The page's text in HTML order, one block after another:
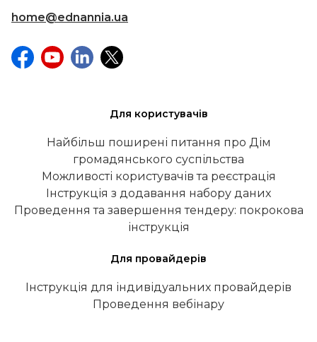
home@ednannia.ua
Для користувачів
Найбільш поширені питання про Дім
громадянського суспільства
Можливості користувачів та реєстрація
Інструкція з додавання набору даних
Проведення та завершення тендеру: покрокова
інструкція
Для провайдерів
Інструкція для індивідуальних провайдерів
Проведення вебінару